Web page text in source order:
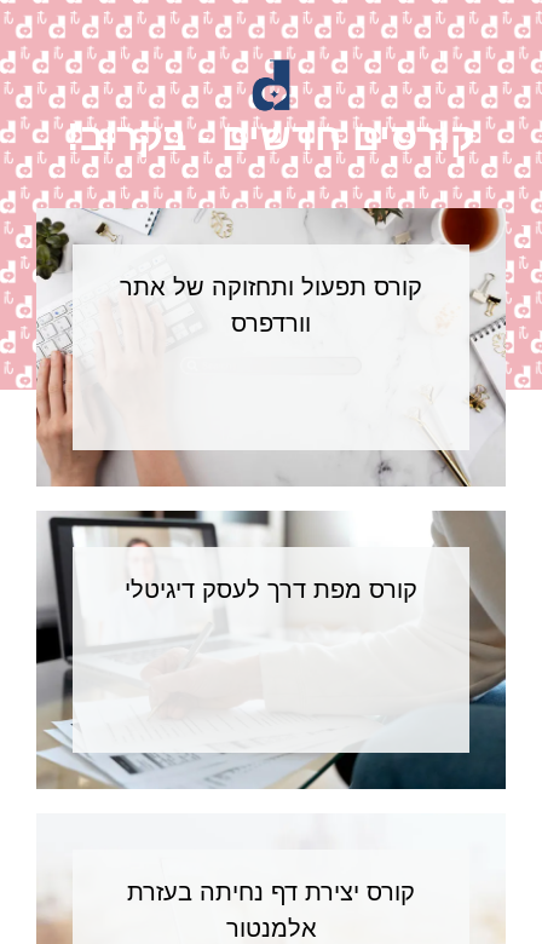
קורסים חדשים - בקרוב!
קורס תפעול ותחזוקה של אתר
וורדפרס
קורס מפת דרך לעסק דיגיטלי
קורס יצירת דף נחיתה בעזרת
אלמנטור